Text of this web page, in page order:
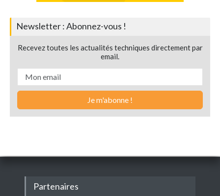
Newsletter : Abonnez-vous !
Recevez toutes les actualités techniques directement par
email.
Partenaires